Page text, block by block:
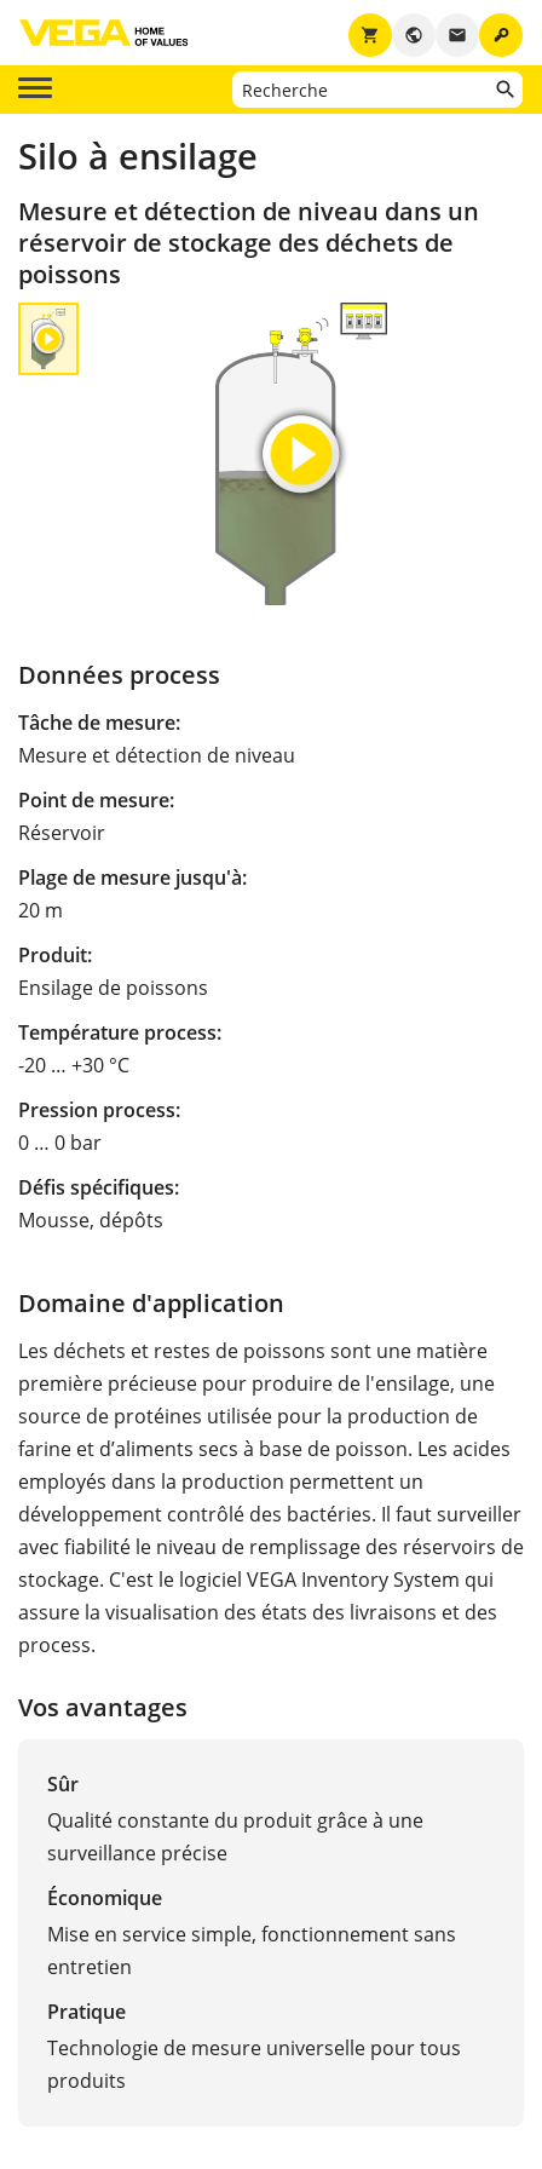
key
email
public
shopping_cart
Silo à ensilage
Mesure et détection de niveau dans un
réservoir de stockage des déchets de
poissons
Données process
Tâche de mesure:
Mesure et détection de niveau
Point de mesure:
Réservoir
Plage de mesure jusqu'à:
20 m
Produit:
Ensilage de poissons
Température process:
-20 … +30 °C
Pression process:
0 … 0 bar
Défis spécifiques:
Mousse, dépôts
Domaine d'application
Les déchets et restes de poissons sont une matière
première précieuse pour produire de l'ensilage, une
source de protéines utilisée pour la production de
farine et d’aliments secs à base de poisson. Les acides
employés dans la production permettent un
développement contrôlé des bactéries. Il faut surveiller
avec fiabilité le niveau de remplissage des réservoirs de
stockage. C'est le logiciel VEGA Inventory System qui
assure la visualisation des états des livraisons et des
process.
Vos avantages
Sûr
Qualité constante du produit grâce à une
surveillance précise
Économique
Mise en service simple, fonctionnement sans
entretien
Pratique
Technologie de mesure universelle pour tous
produits